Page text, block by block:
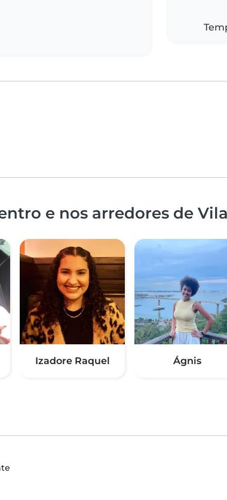
e nos arredores de
Izadore Raquel Ágnis